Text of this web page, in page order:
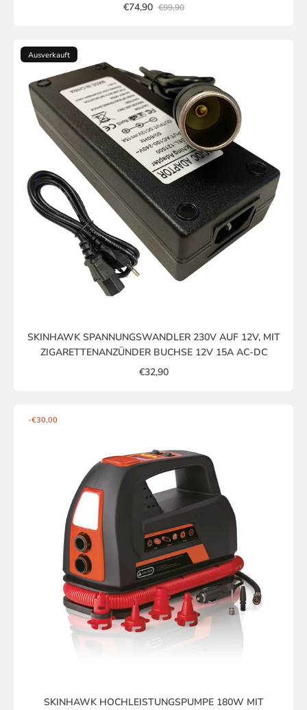
€74,90 €99,90
Ausverkauft
SKINHAWK SPANNUNGSWANDLER 230V AUF 12V, MIT
ZIGARETTENANZÜNDER BUCHSE 12V 15A AC-DC
€32,90
-€30,00
SKINHAWK HOCHLEISTUNGSPUMPE 180W MIT